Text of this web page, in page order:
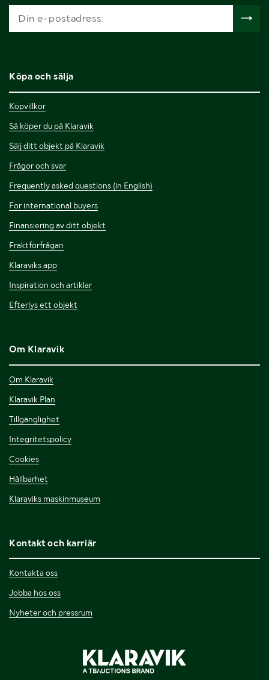
Köpa och sälja
Köpvillkor
Så köper du på Klaravik
Sälj ditt objekt på Klaravik
Frågor och svar
Frequently asked questions (in English)
For international buyers
Finansiering av ditt objekt
Fraktförfrågan
Klaraviks app
Inspiration och artiklar
Efterlys ett objekt
Om Klaravik
Om Klaravik
Klaravik Plan
Tillgänglighet
Integritetspolicy
Cookies
Hållbarhet
Klaraviks maskinmuseum
Kontakt och karriär
Kontakta oss
Jobba hos oss
Nyheter och pressrum